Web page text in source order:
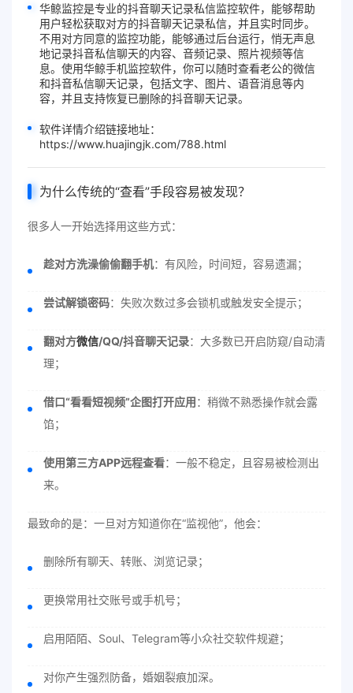
华鲸监控是专业的抖音聊天记录私信监控软件，能够帮助
用户轻松获取对方的抖音聊天记录私信，并且实时同步。
不用对方同意的监控功能，能够通过后台运行，悄无声息
地记录抖音私信聊天的内容、音频记录、照片视频等信
息。使用华鲸手机监控软件，你可以随时查看老公的微信
和抖音私信聊天记录，包括文字、图片、语音消息等内
容，并且支持恢复已删除的抖音聊天记录。
软件详情介绍链接地址：
https://www.huajingjk.com/788.html
为什么传统的“查看”手段容易被发现？
很多人一开始选择用这些方式：
趁对方洗澡偷偷翻手机：有风险，时间短，容易遗漏；
尝试解锁密码：失败次数过多会锁机或触发安全提示；
翻对方微信/QQ/抖音聊天记录：大多数已开启防窥/自动清
理；
借口“看看短视频”企图打开应用：稍微不熟悉操作就会露
馅；
使用第三方APP远程查看：一般不稳定，且容易被检测出
来。
最致命的是：一旦对方知道你在“监视他”，他会：
删除所有聊天、转账、浏览记录；
更换常用社交账号或手机号；
启用陌陌、Soul、Telegram等小众社交软件规避；
对你产生强烈防备，婚姻裂痕加深。